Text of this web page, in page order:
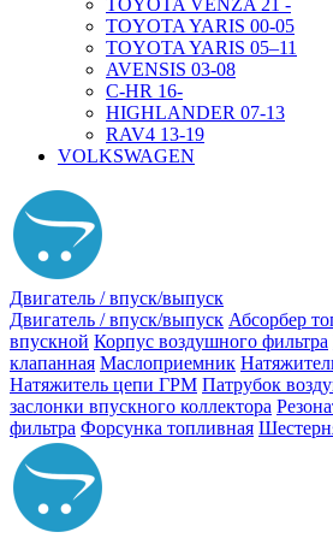
TOYOTA YARIS 00-05
TOYOTA YARIS 05–11
AVENSIS 03-08
C-HR 16-
HIGHLANDER 07-13
RAV4 13-19
VOLKSWAGEN
Двигатель / впуск/выпуск
Двигатель / впуск/выпуск Абсорбер
впускной Корпус воздушного фильтра
клапанная Маслоприемник
Натяжитель цепи ГРМ Патрубок
заслонки впускного коллектора
фильтра Форсунка топливная